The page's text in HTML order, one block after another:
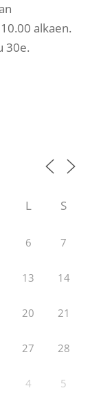
alkaen.
30e.
L S
6 7
13 14
20 21
27 28
4 5